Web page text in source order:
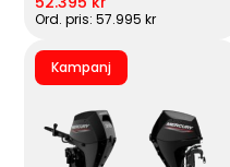
Ord. pris: 57.995 kr
Kampanj